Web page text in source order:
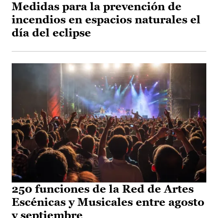
Medidas para la prevención de
incendios en espacios naturales el
día del eclipse
250 funciones de la Red de Artes
Escénicas y Musicales entre agosto
y septiembre